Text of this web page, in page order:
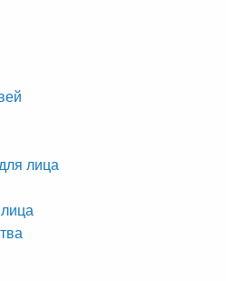
лица